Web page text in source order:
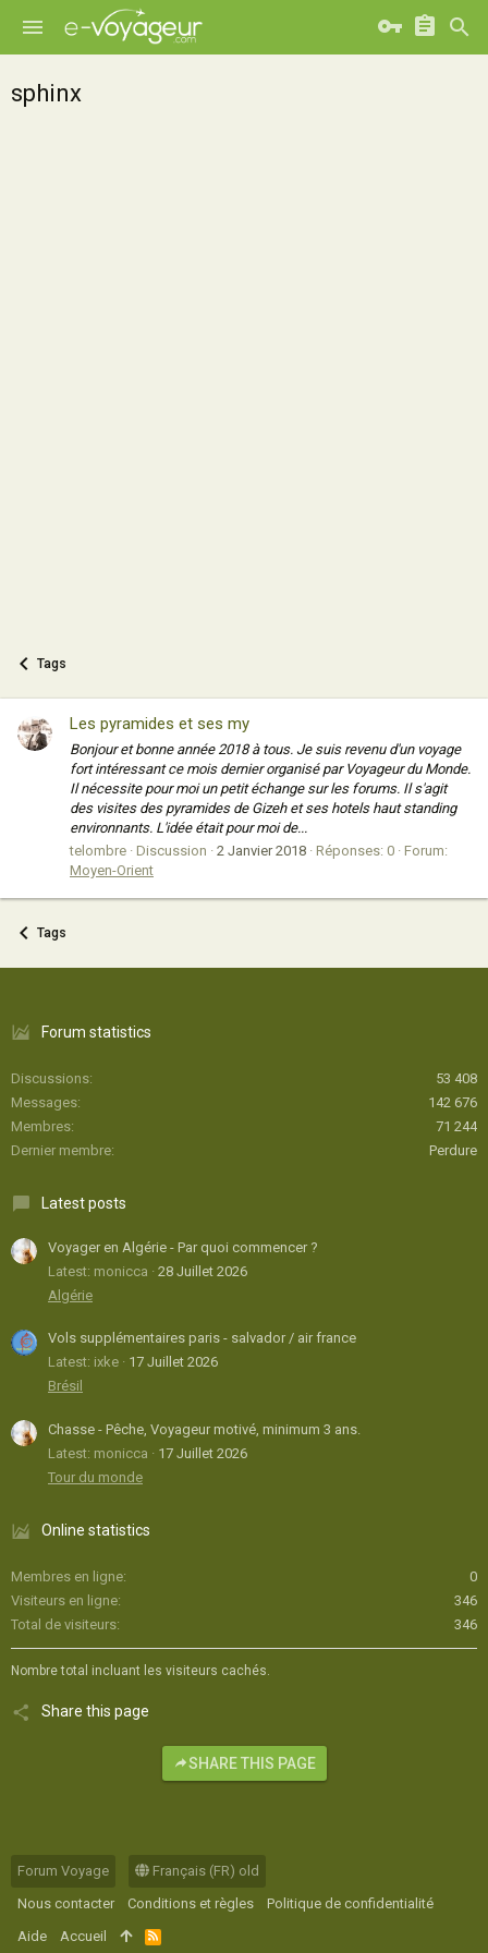
sphinx
Tags
Les pyramides et ses my
Bonjour et bonne année 2018 à tous. Je suis revenu d'un voyage
fort intéressant ce mois dernier organisé par Voyageur du Monde.
Il nécessite pour moi un petit échange sur les forums. Il s'agit
des visites des pyramides de Gizeh et ses hotels haut standing
environnants. L'idée était pour moi de...
telombre Discussion 2 Janvier 2018 Réponses: 0 Forum:
Moyen-Orient
Tags
Forum statistics
Discussions
53 408
Messages
142 676
Membres
71 244
Dernier membre
Perdure
Latest posts
Voyager en Algérie - Par quoi commencer ?
Latest: monicca
28 Juillet 2026
Algérie
Vols supplémentaires paris - salvador / air france
Latest: ixke
17 Juillet 2026
Brésil
Chasse - Pêche, Voyageur motivé, minimum 3 ans.
Latest: monicca
17 Juillet 2026
Tour du monde
Online statistics
Membres en ligne
0
Visiteurs en ligne
346
Total de visiteurs
346
Nombre total incluant les visiteurs cachés.
Share this page
SHARE THIS PAGE
Forum Voyage
Français (FR) old
Nous contacter
Conditions et règles
Politique de confidentialité
Aide
Accueil
R